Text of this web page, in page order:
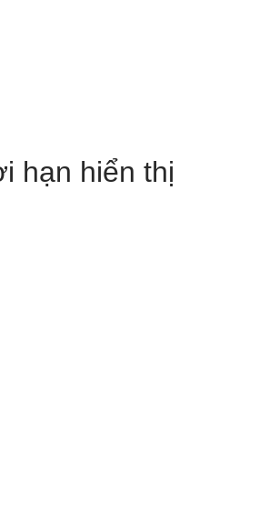
hạn hiển thị